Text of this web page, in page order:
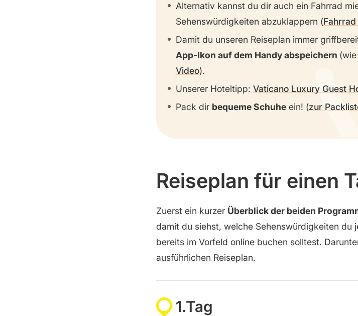
Alternativ kannst du dir auch ein Fahrrad
Sehenswürdigkeiten abzuklappern (Fahrrad
Damit du unseren Reiseplan immer
App-Ikon auf dem Handy abspeichern
Video).
Unserer Hoteltipp: Vaticano Luxury Guest
Pack dir bequeme Schuheein! (zur
Reiseplan für einen
Zuerst ein kurzer Überblick der beiden
damit du siehst, welche Sehenswürdigkeiten du
bereits im Vorfeld online buchen solltest.
ausführlichen Reiseplan.
1.Tag